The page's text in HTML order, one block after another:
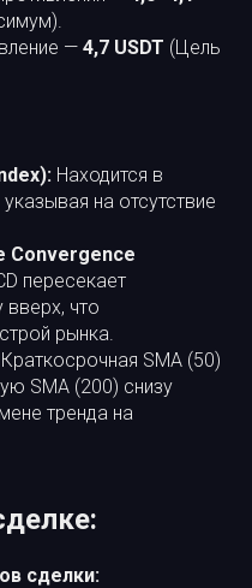
— 4,7 USDT (Цель
Находится в
на отсутствие
Convergence
пересекает
вверх, что
рынка.
Краткосрочная SMA (50)
SMA (200) снизу
тренда на
сделки: